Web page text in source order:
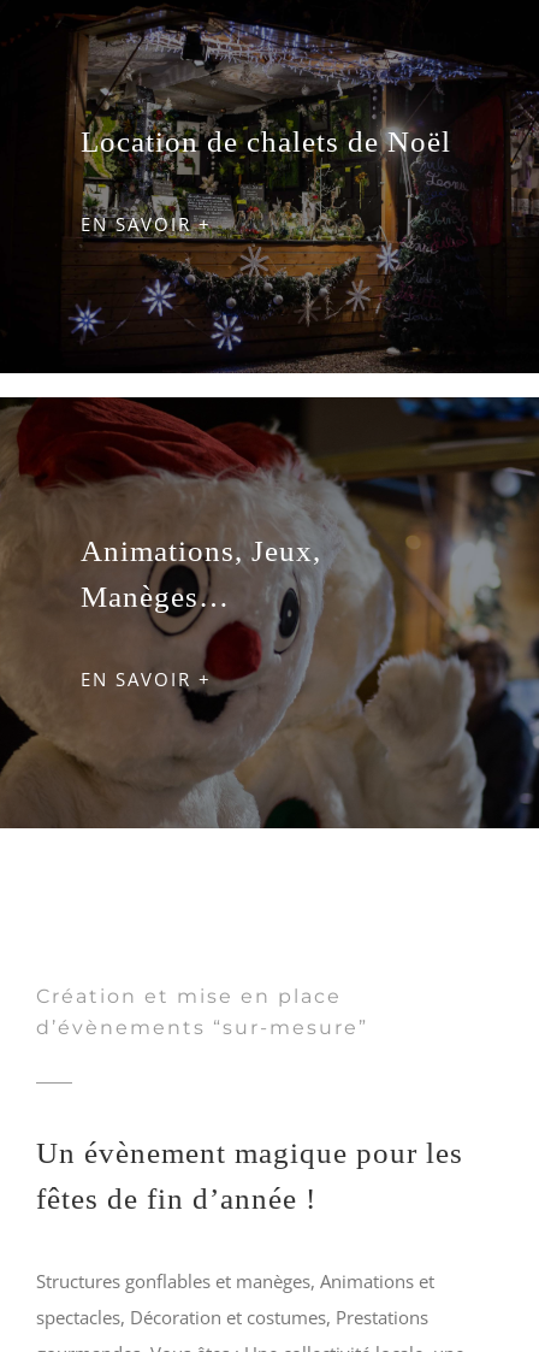
Location de chalets de Noël
EN SAVOIR +
Animations, Jeux,
Manèges…
EN SAVOIR +
Création et mise en place
d’évènements “sur-mesure”
Un évènement magique pour les
fêtes de fin d’année !
Structures gonflables et manèges, Animations et
spectacles, Décoration et costumes, Prestations